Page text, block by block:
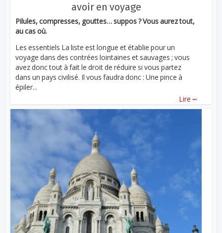
avoir en voyage
Pilules, compresses, gouttes… suppos ? Vous aurez tout,
au cas où.
Les essentiels La liste est longue et établie pour un
voyage dans des contrées lointaines et sauvages ; vous
avez donc tout à fait le droit de réduire si vous partez
dans un pays civilisé. Il vous faudra donc : Une pince à
épiler...
Lire ...